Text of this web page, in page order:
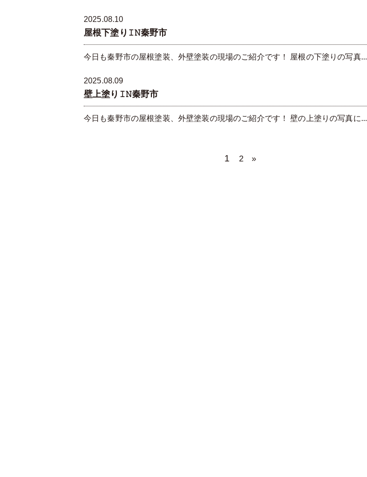
2025.08.10
屋根下塗り𝙸𝙽秦野市
今日も秦野市の屋根塗装、外壁塗装の現場のご紹介です！ 屋根の下塗りの写真...
2025.08.09
壁上塗り𝙸𝙽秦野市
今日も秦野市の屋根塗装、外壁塗装の現場のご紹介です！ 壁の上塗りの写真に...
1 2 »